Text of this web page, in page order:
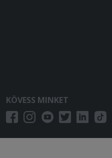
KÖVESS MINKET